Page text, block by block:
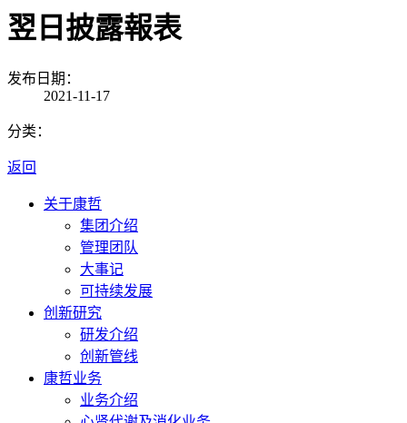
翌日披露報表
发布日期：
2021-11-17
分类：
返回
关于康哲
集团介绍
管理团队
大事记
可持续发展
创新研究
研发介绍
创新管线
康哲业务
业务介绍